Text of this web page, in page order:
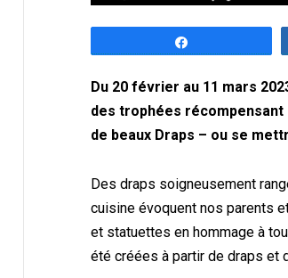
Du 20 février au 11 mars
des trophées récompensant
de beaux Draps – ou se
Des draps soigneusement
cuisine évoquent nos parents
et statuettes en hommage à
été créées à partir de draps et